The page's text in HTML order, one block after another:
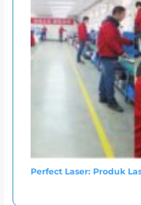
Perfect Laser: Produk